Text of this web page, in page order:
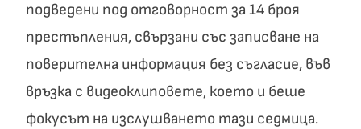
подведени под отговорност за 14 броя
престъпления, свързани със записване на
поверителна информация без съгласие, във
връзка с видеоклиповете, което и беше
фокусът на изслушването тази седмица.